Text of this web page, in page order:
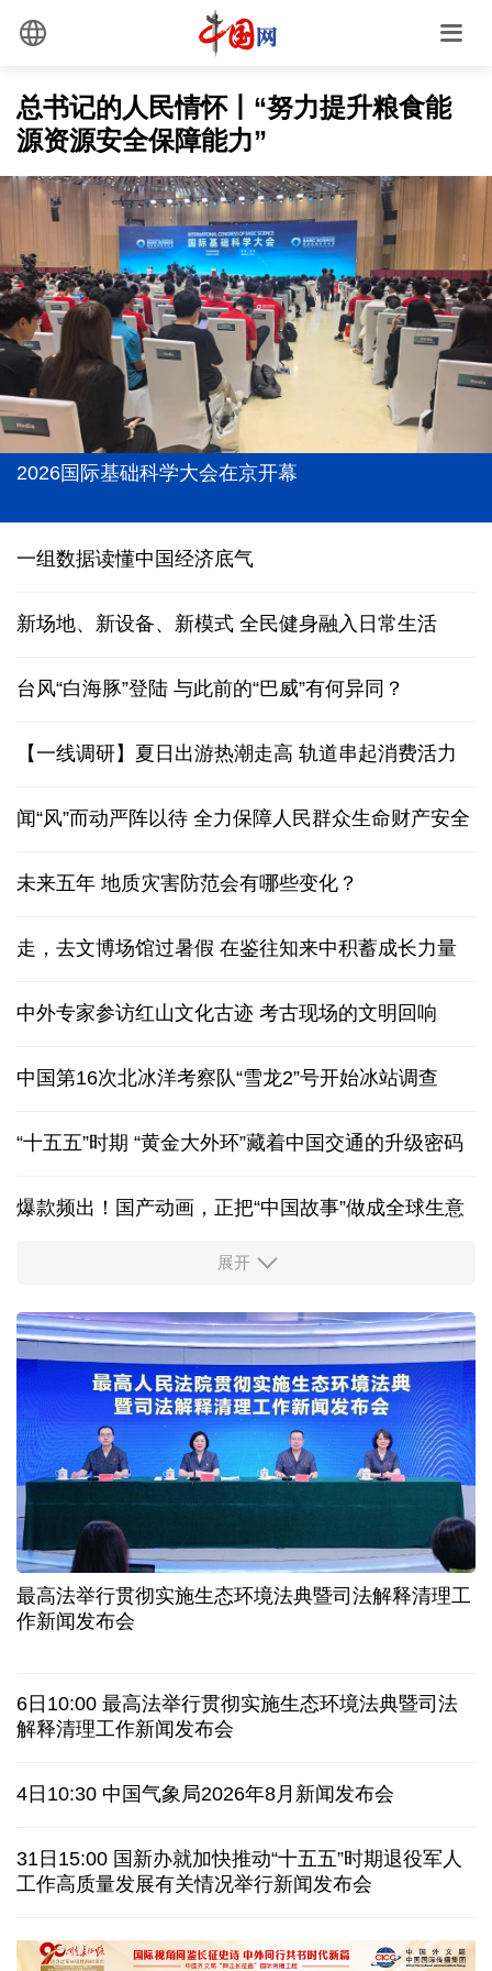
总书记的人民情怀丨“努力提升粮食能
源资源安全保障能力”
习近平与世界遗产：鼓浪琴韵
三个关键词，读懂中国经济“半年答卷”
一组数据读懂中国经济底气
新场地、新设备、新模式 全民健身融入日常生活
台风“白海豚”登陆 与此前的“巴威”有何异同？
【一线调研】夏日出游热潮走高 轨道串起消费活力
闻“风”而动严阵以待 全力保障人民群众生命财产安全
未来五年 地质灾害防范会有哪些变化？
走，去文博场馆过暑假 在鉴往知来中积蓄成长力量
中外专家参访红山文化古迹 考古现场的文明回响
中国第16次北冰洋考察队“雪龙2”号开始冰站调查
爆款频出！国产动画，正把“中国故事”做成全球生意
出游“成绩单”发布 高品质文旅燃动消费市场
新型电网激活万亿级投资 重塑能源产业新格局
三晋大地风物新丨“海水”进村 原平养出鲜甜对虾
我国渤海首个千亿方大气田一期开发项目全面投产
情满天山 援疆印记丨安徽支教生赢得桃李秀昆仑
一枚冰箱贴撬动“大市场”
从规划到落实：中国发展经验引发南非各界思考
展开
最高法举行贯彻实施生态环境法典暨司法解释清理工
6日10:00 最高法举行贯彻实施生态环境法典暨司法
解释清理工作新闻发布会
4日10:30 中国气象局2026年8月新闻发布会